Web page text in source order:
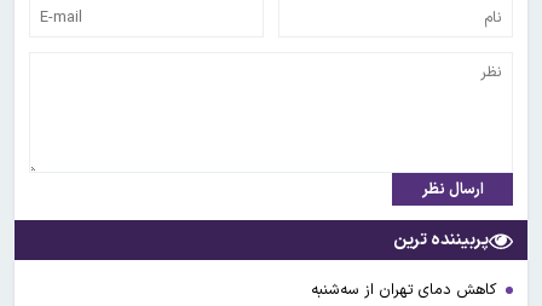
ارسال نظر
پربیننده ترین
کاهش دمای تهران از سه‌شنبه